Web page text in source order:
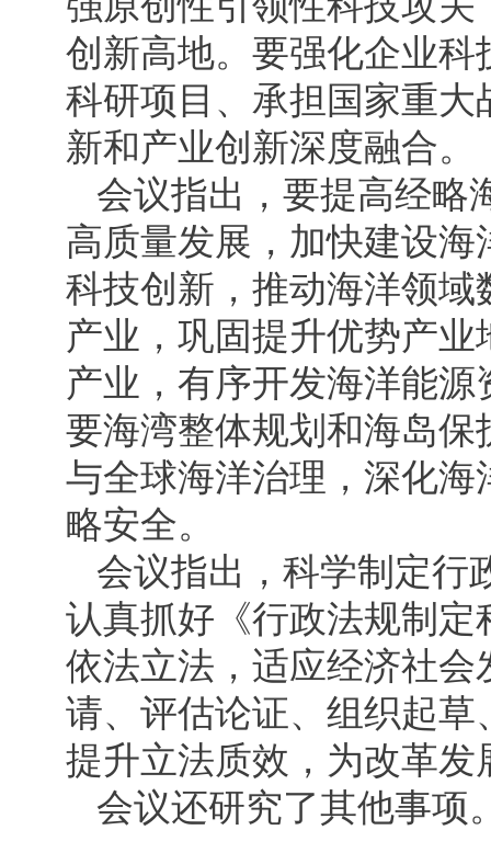
创新高地。要强化企业
科研项目、承担国家重
新和产业创新深度融合。
会议指出，要提高经略
高质量发展，加快建设
科技创新，推动海洋领
产业，巩固提升优势产
产业，有序开发海洋能
要海湾整体规划和海岛
与全球海洋治理，深化
略安全。
会议指出，科学制定行
认真抓好《行政法规制
依法立法，适应经济社
请、评估论证、组织起
提升立法质效，为改革
会议还研究了其他事项